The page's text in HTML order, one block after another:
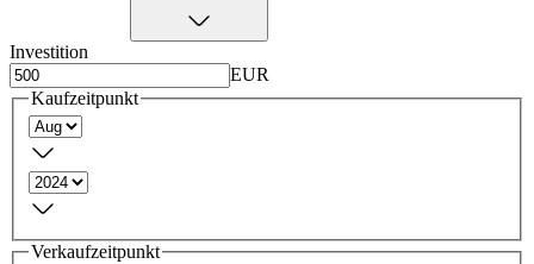
Investition
EUR
Kaufzeitpunkt
Verkaufzeitpunkt